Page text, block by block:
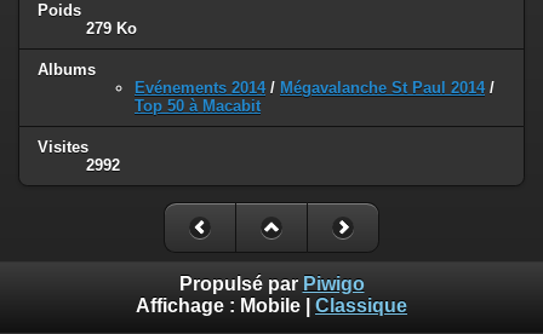
Poids
279 Ko
Albums
Evénements 2014/ Mégavalanche St Paul 2014/
Top 50 à Macabit
Visites
2992
Propulsé par Piwigo
Affichage : Mobile Classique